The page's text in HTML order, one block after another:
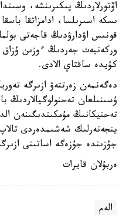
اۆتورلاردىڭ پىكىرىنشە،
ىسكە اسىرىلسا، ادامزاتقا
قونىس اۋدارۋدىڭ قاجەتى
وركەنيەت جەردىڭ ءوزىن ۇزاق
كۇيدە ساقتاي الادى.
دەگەنمەن زەرتتەۋ ازىرگە
ۇسىنىلعان تەحنولوگيالاردىڭ
تەحنيكانىڭ مۇمكىندىگىنەن
ينجەنەرلىك شەشىمدەردى
جۇزىندە جۇزەگە اساتىنى
ەربۇلان قايرات
الەم